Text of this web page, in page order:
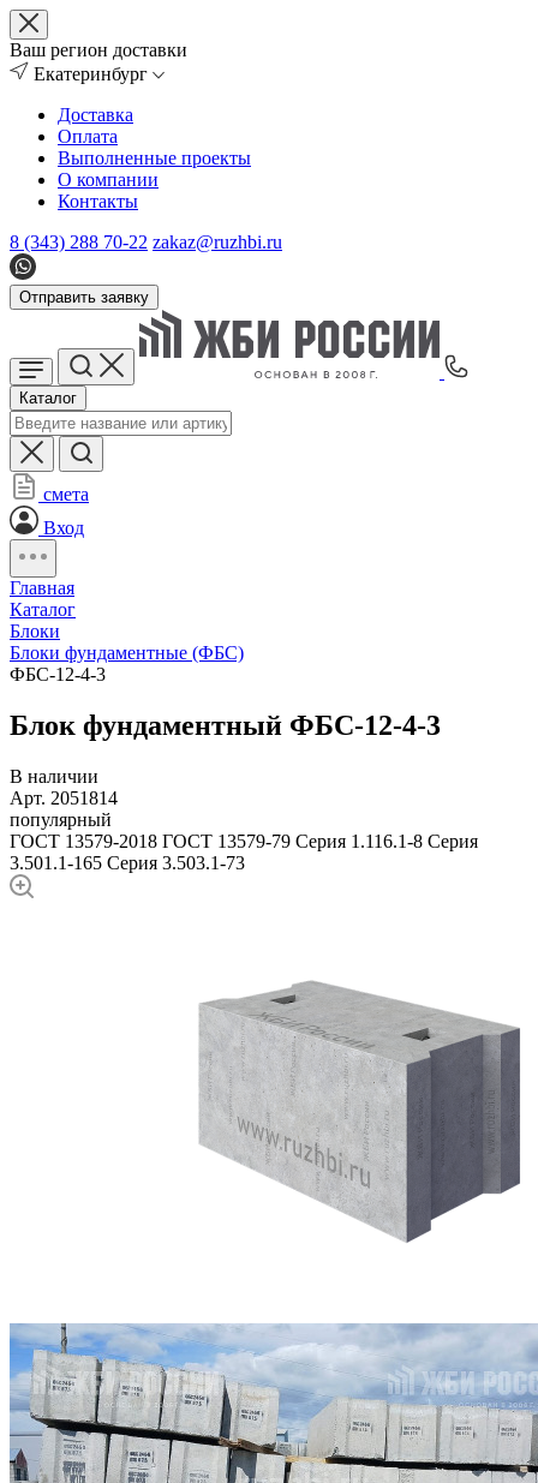
Ваш регион доставки
Екатеринбург
Доставка
Оплата
Выполненные проекты
О компании
Контакты
8 (343) 288 70-22 zakaz@ruzhbi.ru
Отправить заявку
Каталог
смета
Вход
Главная
Каталог
Блоки
Блоки фундаментные (ФБС)
ФБС-12-4-3
Блок фундаментный ФБС-12-4-3
В наличии
Арт. 2051814
популярный
ГОСТ 13579-2018 ГОСТ 13579-79 Серия 1.116.1-8 Серия
3.501.1-165 Серия 3.503.1-73